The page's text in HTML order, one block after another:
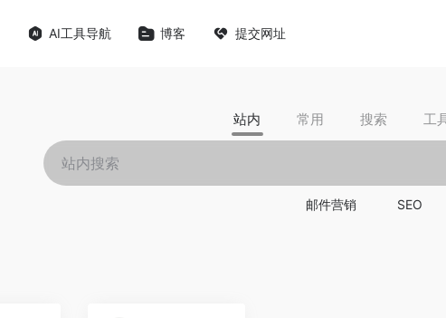
AI工具导航 博客 提交网址
站内 常用 搜索 工
邮件营销 SEO